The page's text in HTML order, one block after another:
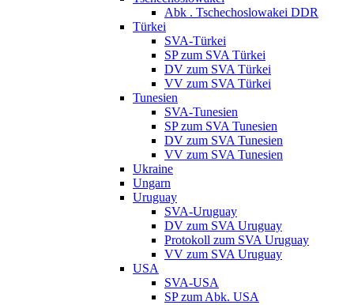
Abk . Tschechoslowakei DDR
Türkei
SVA-Türkei
SP zum SVA Türkei
DV zum SVA Türkei
VV zum SVA Türkei
Tunesien
SVA-Tunesien
SP zum SVA Tunesien
DV zum SVA Tunesien
VV zum SVA Tunesien
Ukraine
Ungarn
Uruguay
SVA-Uruguay
DV zum SVA Uruguay
Protokoll zum SVA Uruguay
VV zum SVA Uruguay
USA
SVA-USA
SP zum Abk. USA